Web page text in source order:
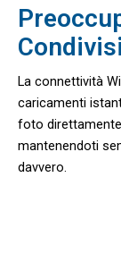
La connettività
caricamenti
foto
mantenendoti
davvero.